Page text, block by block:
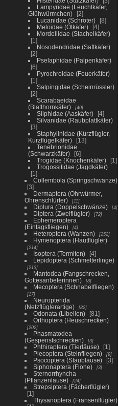
Lampyridae (Leuchtkäfer,
Glühwürmchen)
2
Lucanidae (Schröter)
8
Meloidae (Ölkäfer)
4
Mordellidae (Stachelkäfer)
1
Nosodendridae (Saftkäfer)
2
Pselaphidae (Palpenkäfer)
6
Pyrochroidae (Feuerkäfer)
1
Salpingidae (Scheinrüssler)
2
Scarabaeidae
(Blatthornkäfer)
40
Silphidae (Aaskäfer)
4
Silvanidae (Raubplattkäfer)
3
Staphylinidae (Kürzflügler,
Kurzflügelkäfer)
13
Tenebrionidae
(Schwarzkäfer)
6
Trogidae (Knochenkäfer)
1
Trogossitidae (Jagdkäfer)
1
Collembola (Springschwänze)
3
Dermaptera (Ohrwürmer,
Ohrenschlürfer)
11
Diplura (Doppelschwänze) 4
Diptera (Zweiflügler) 72
Ephemeroptera
(Eintagsfliegen)
4
Heteroptera (Wanzen) 252
Hymenoptera (Hautflügler)
214
Isoptera (Termiten)
4
Lepidoptera (Schmetterlinge)
213
Mantodea (Fangschrecken,
Gottesanbeterinnen)
8
Mecoptera (Schnabelfliegen)
17
Neuropterida
(Netzflüglerartige)
82
Odonata (Libellen)
81
Orthoptera (Heuschrecken)
202
Phasmatodea
(Gespenstschrecken)
3
Phthiraptera (Tierläuse)
1
Plecoptera (Steinfliegen)
9
Psocoptera (Staubläuse)
3
Siphonaptera (Flöhe)
3
Sternorrhyncha
(Pflanzenläuse)
24
Strepsiptera (Fächerflügler)
1
Thysanoptera (Fransenflügler)